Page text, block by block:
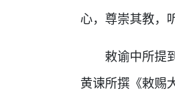
心，尊崇其教，
敕谕中所提
黄谏所撰《敕赐